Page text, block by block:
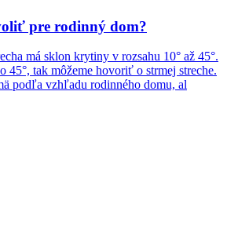
pre rodinný dom?
má sklon krytiny v rozsahu 10° až 45°.
45°, tak môžeme hovoriť o strmej streche.
podľa vzhľadu rodinného domu, al